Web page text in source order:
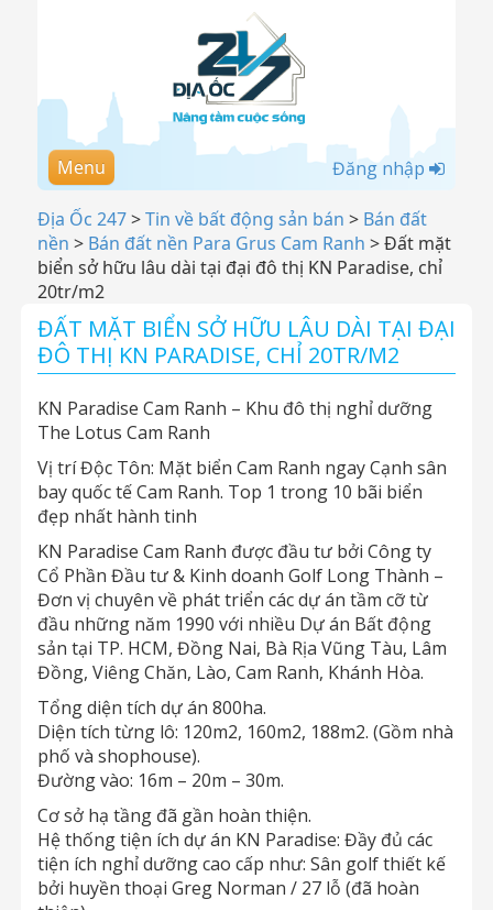
Menu Đăng nhập
Địa Ốc 247>Tin về bất động sản bán > Bán đất
nền > Bán đất nền Para Grus Cam Ranh >Đất mặt
biển sở hữu lâu dài tại đại đô thị KN Paradise, chỉ
20tr/m2
ĐẤT MẶT BIỂN SỞ HỮU LÂU DÀI TẠI ĐẠI
ĐÔ THỊ KN PARADISE, CHỈ 20TR/M2
KN Paradise Cam Ranh – Khu đô thị nghỉ dưỡng
The Lotus Cam Ranh
Vị trí Độc Tôn: Mặt biển Cam Ranh ngay Cạnh sân
bay quốc tế Cam Ranh. Top 1 trong 10 bãi biển
đẹp nhất hành tinh
KN Paradise Cam Ranh được đầu tư bởi Công ty
Cổ Phần Đầu tư & Kinh doanh Golf Long Thành –
Đơn vị chuyên về phát triển các dự án tầm cỡ từ
đầu những năm 1990 với nhiều Dự án Bất động
sản tại TP. HCM, Đồng Nai, Bà Rịa Vũng Tàu, Lâm
Đồng, Viêng Chăn, Lào, Cam Ranh, Khánh Hòa.
Tổng diện tích dự án 800ha.
Diện tích từng lô: 120m2, 160m2, 188m2. (Gồm nhà
phố và shophouse).
Đường vào: 16m – 20m – 30m.
Cơ sở hạ tầng đã gần hoàn thiện.
Hệ thống tiện ích dự án KN Paradise: Đầy đủ các
tiện ích nghỉ dưỡng cao cấp như: Sân golf thiết kế
bởi huyền thoại Greg Norman / 27 lỗ (đã hoàn